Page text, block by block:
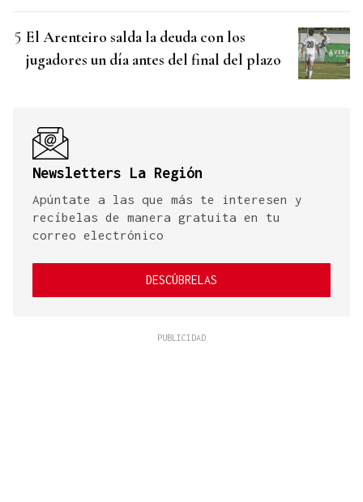
El Arenteiro salda la deuda con los
jugadores un día antes del final del plazo
Newsletters La Región
Apúntate a las que más te interesen y
recíbelas de manera gratuita en tu
correo electrónico
DESCÚBRELAS